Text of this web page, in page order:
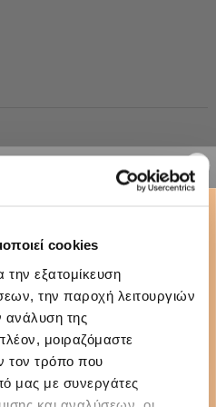
cookies
την εξατομίκευση
την παροχή λειτουργιών
ανάλυση της
μοιραζόμαστε
τον τρόπο που
μας με συνεργάτες
και αναλύσεων, οι